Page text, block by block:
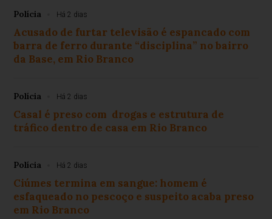
Polícia Há 2 dias
Acusado de furtar televisão é espancado com
barra de ferro durante “disciplina” no bairro
da Base, em Rio Branco
Polícia Há 2 dias
Casal é preso com drogas e estrutura de
tráfico dentro de casa em Rio Branco
Polícia Há 2 dias
Ciúmes termina em sangue: homem é
esfaqueado no pescoço e suspeito acaba preso
em Rio Branco